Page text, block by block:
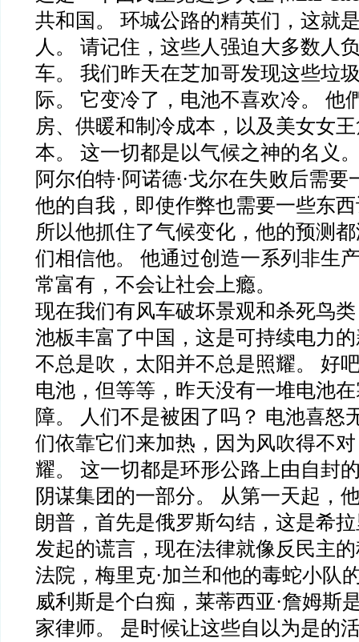
共和国。 环城公路的精英们，这就
人。 请记住，这些人强迫大多数人
车。 我们昨天在芝加哥发现这些垃
际。 它变冷了，电池不喜欢冷。 他
房、供暖和制冷成本，以及美女女
本。 这一切都是以气候之神的名义
阿尔伯特·阿诺德·戈尔在失败后需
他的自我，即使作弊也需要一些东
所以他抓住了气候变化，他的预测
们相信他。 他通过创造一系列非生
常富有，不会让社会上瘾。
现在我们有风车破坏景观和杀死鸟
池板丰富了中国，这是可持续电力
不总是吹，太阳并不总是照耀。 好
电池，但等等，昨天没有一堆电池
障。 人们不是被困了吗？ 电池喜怒
们依靠它们来加热，因为风吹得不
耀。 这一切都是环形公路上由自封
阴谋集团的一部分。 从第一天起，
朗普，首先是俄罗斯勾结，这是希拉
发起的谎言，现在法律就像反民主
法院，梅里克·加兰和他的毒蛇小队
威利斯是个白痴，莱蒂西亚·詹姆斯
家律师。 是时候让这些自以为是的